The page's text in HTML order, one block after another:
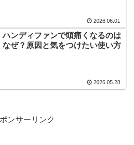
2026.06.01
ハンディファンで頭痛くなるのは
なぜ？原因と気をつけたい使い方
2026.05.28
ンサーリンク